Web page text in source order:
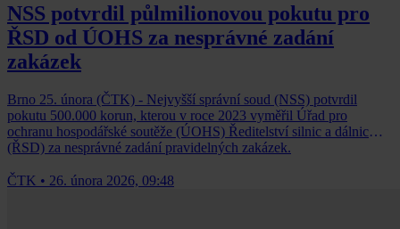
NSS potvrdil půlmilionovou pokutu pro
ŘSD od ÚOHS za nesprávné zadání
zakázek
Brno 25. února (ČTK) - Nejvyšší správní soud (NSS) potvrdil
pokutu 500.000 korun, kterou v roce 2023 vyměřil Úřad pro
ochranu hospodářské soutěže (ÚOHS) Ředitelství silnic a dálnic
(ŘSD) za nesprávné zadání pravidelných zakázek.
ČTK • 26. února 2026, 09:48